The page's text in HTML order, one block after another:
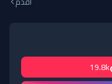
19.8k